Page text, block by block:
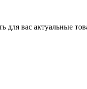
для вас актуальные